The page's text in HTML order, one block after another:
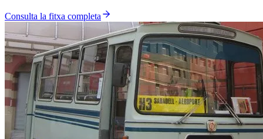
Consulta la fitxa completa